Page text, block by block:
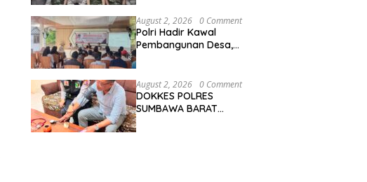
August 2, 2026 0 Comment
Polri Hadir Kawal
Pembangunan Desa,
Musdes
August 2, 2026 0 Comment
DOKKES POLRES
SUMBAWA BARAT